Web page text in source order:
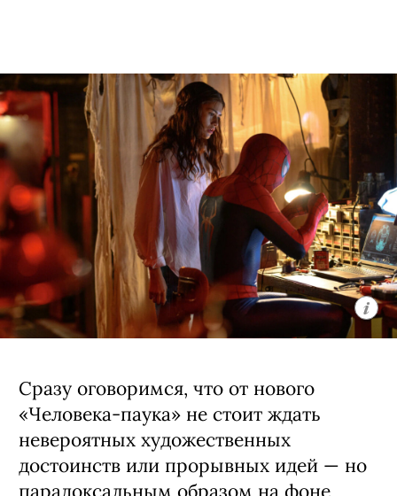
Сразу оговоримся, что от нового
«Человека-паука» не стоит ждать
невероятных художественных
достоинств или прорывных идей — но
парадоксальным образом на фоне